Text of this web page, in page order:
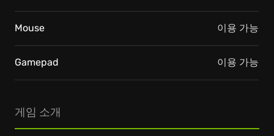
게임 소개
Mouse 이용 가능
Gamepad 이용 가능